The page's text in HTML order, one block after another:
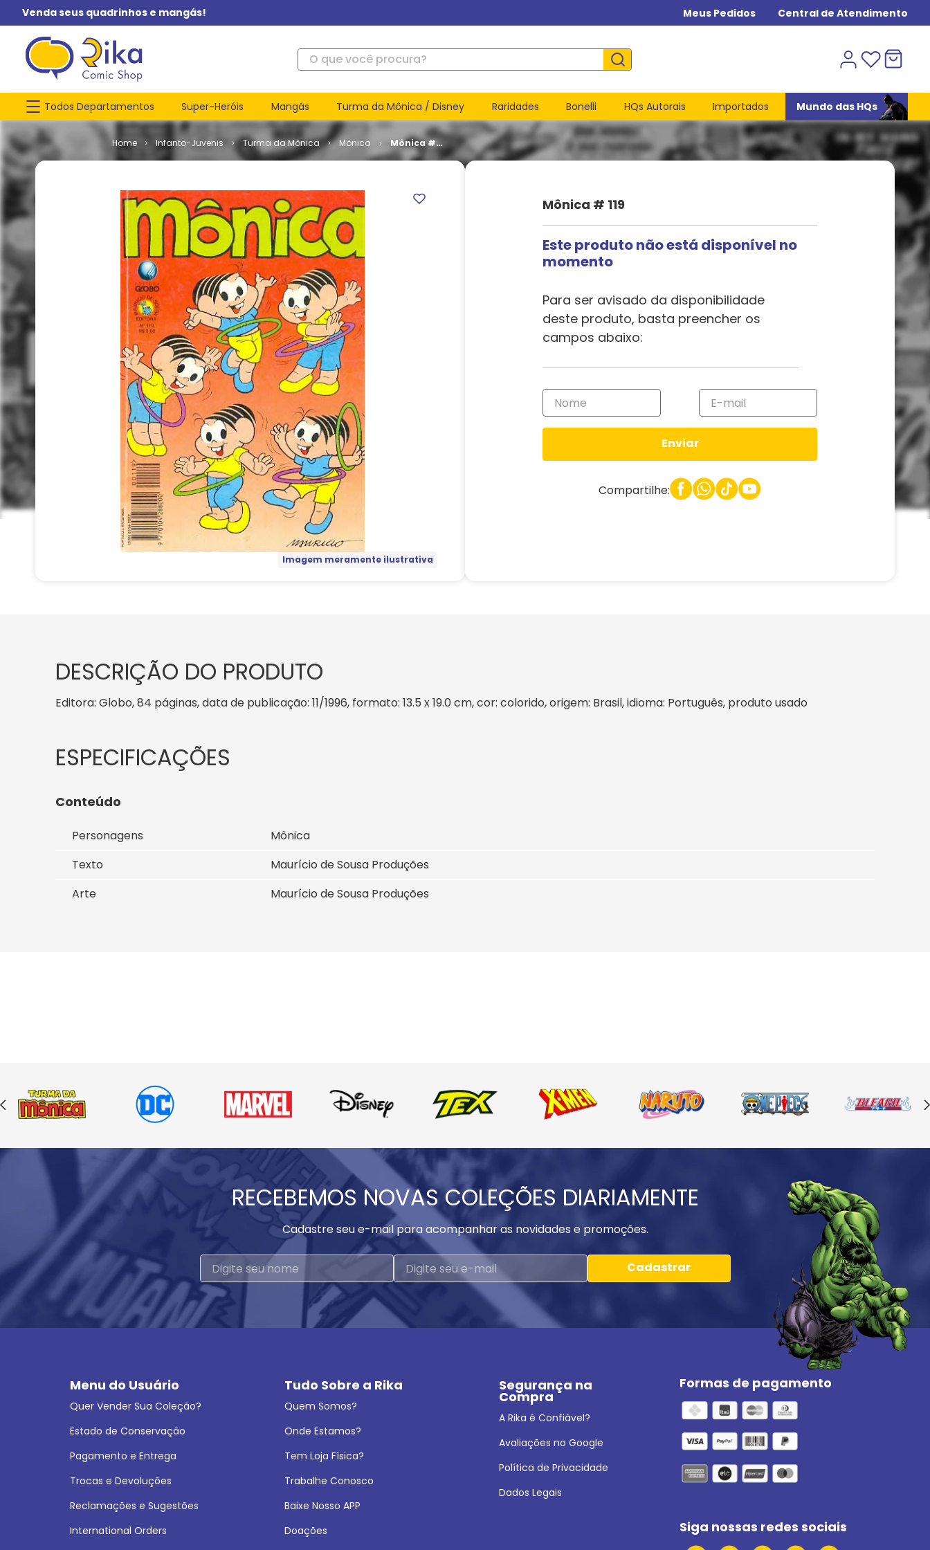
Venda seus quadrinhos e mangás! Meus Pedidos Central de Atendimento
O que você procura?
Todos Departamentos Super-Heróis Mangás Turma da Mônica / Disney Raridades Bonelli HQs Autorais Importados Mundo das HQs
Infanto-Juvenis Turma da Mônica Mônica
Mônica #
119
Imagem meramente ilustrativa
Mônica # 119
Este produto não está disponível no
momento
Para ser avisado da disponibilidade
deste produto, basta preencher os
campos abaixo:
Enviar
Compartilhe:
DESCRIÇÃO DO PRODUTO
Editora: Globo, 84 páginas, data de publicação: 11/1996, formato: 13.5 x 19.0 cm, cor: colorido, origem: Brasil, idioma: Português, produto usado
Conteúdo
Personagens
Mônica
Texto
Maurício de Sousa Produções
Arte
Maurício de Sousa Produções
RECEBEMOS NOVAS COLEÇÕES DIARIAMENTE
Cadastre seu e-mail para acompanhar as novidades e promoções.
Cadastrar
Menu do Usuário
Quer Vender Sua Coleção?
Estado de Conservação
Pagamento e Entrega
Trocas e Devoluções
Reclamações e Sugestões
International Orders
Tudo Sobre a Rika
Quem Somos?
Onde Estamos?
Tem Loja Física?
Trabalhe Conosco
Baixe Nosso APP
Doações
Segurança na
Compra
A Rika é Confiável?
Avaliações no Google
Política de Privacidade
Dados Legais
Formas de pagamento
Siga nossas redes sociais